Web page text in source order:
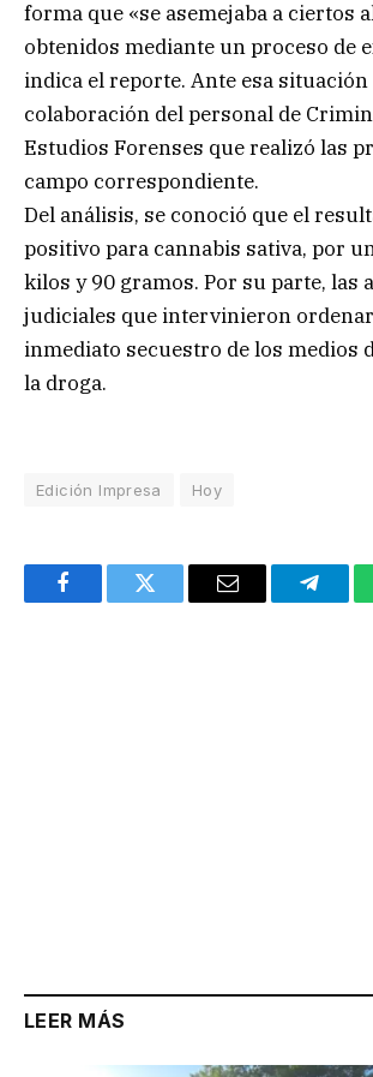
forma que «se asemejaba a ciertos
obtenidos mediante un proceso de
indica el reporte. Ante esa
colaboración del personal de
Estudios Forenses que realizó las
campo correspondiente.
Del análisis, se conoció que el
positivo para cannabis sativa, por
kilos y 90 gramos. Por su parte, las
judiciales que intervinieron
inmediato secuestro de los medios
la droga.
Edición Impresa Hoy
FacebookTwitter Email
LEER MÁS